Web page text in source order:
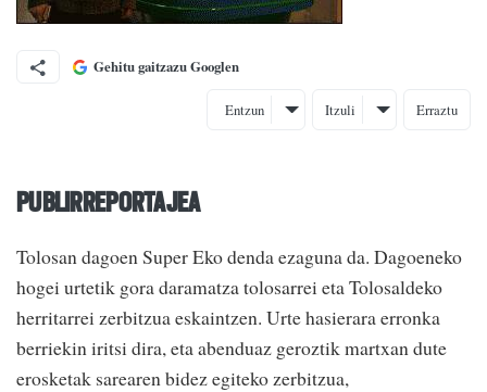
Gehitu gaitzazu Googlen
Entzun Itzuli Erraztu
PUBLIRREPORTAJEA
Tolosan dagoen Super Eko denda ezaguna da. Dagoeneko
hogei urtetik gora daramatza tolosarrei eta Tolosaldeko
herritarrei zerbitzua eskaintzen. Urte hasierara erronka
berriekin iritsi dira, eta abenduaz geroztik martxan dute
erosketak sarearen bidez egiteko zerbitzua,